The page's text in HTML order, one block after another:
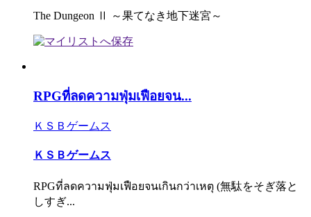
The Dungeon Ⅱ ～果てなき地下迷宮～
RPGที่ลดความฟุ่มเฟือยจน...
ＫＳＢゲームス
ＫＳＢゲームス
RPGที่ลดความฟุ่มเฟือยจนเกินกว่าเหตุ (無駄をそぎ落と
しすぎ...